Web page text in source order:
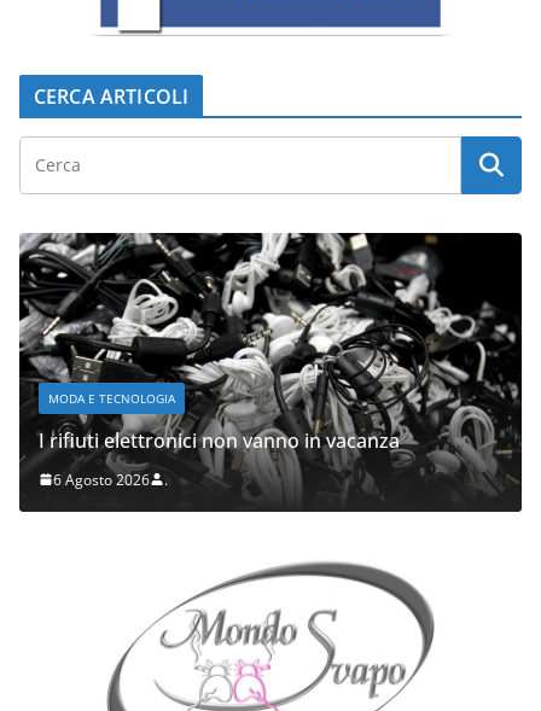
CERCA ARTICOLI
MODA E TECNOLOGIA
I rifiuti elettronici non vanno in vacanza
6 Agosto 2026 .